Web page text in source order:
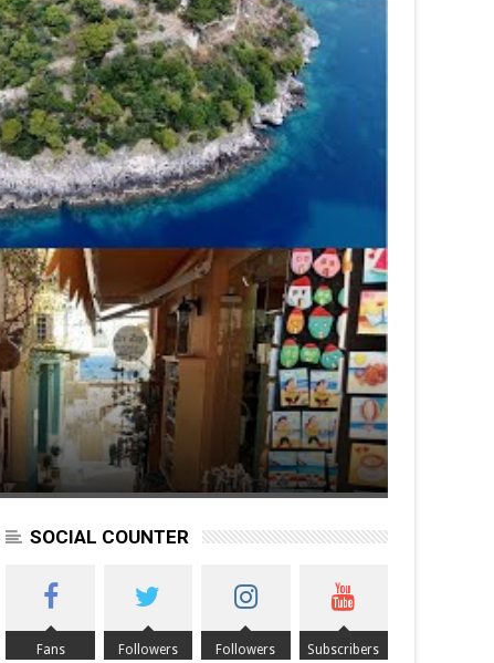
χρηματοδότηση της
λειτουργίας του"
SOCIAL COUNTER
Fans Followers Followers Subscribers